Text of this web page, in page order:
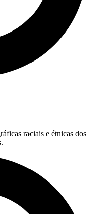
raciais e étnicas dos